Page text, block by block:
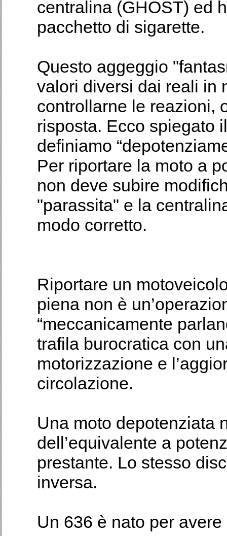
centralina (GHOST) ed
pacchetto di sigarette.
Questo aggeggio
valori diversi dai reali in
controllarne le reazioni,
risposta. Ecco spiegato
definiamo
Per riportare la moto a
non deve subire
"parassita" e la
modo corretto.
Riportare un
piena non è
“meccanicamente
trafila burocratica con
motorizzazione e
circolazione.
Una moto depotenziata
dell’equivalente a
prestante. Lo stesso
inversa.
Un 636 è nato per